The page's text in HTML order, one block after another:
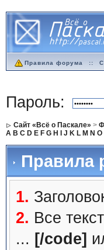
Правила форума ::
Пароль:
Сайт «Всё о Паскале» >
A B C D E F G H J K L M N O
Правила
1.
2. Все
... [/code]